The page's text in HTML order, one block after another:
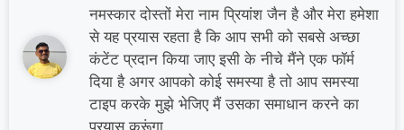
नमस्कार दोस्तों मेरा नाम प्रियांश जैन है और मेरा हमेशा
से यह प्रयास रहता है कि आप सभी को सबसे अच्छा
कंटेंट प्रदान किया जाए इसी के नीचे मैंने एक फॉर्म
दिया है अगर आपको कोई समस्या है तो आप समस्या
टाइप करके मुझे भेजिए मैं उसका समाधान करने का